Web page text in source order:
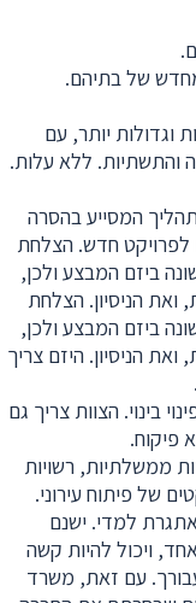
מחדש של בתיהם.
וגדולות יותר, עם
והתשתיות. ללא עלות.
תהליך המסייע בהסרה
לפרויקט חדש. הצלחת
ביזם המבצע ולכן,
ואת הניסיון. הצלחת
ביזם המבצע ולכן,
הניסיון. היזם צריך
בינוי. הצוות צריך גם
פיקוח.
ממשלתיות, רשויות
של פיתוח עירוני.
למדי. ישנם
ויכול להיות קשה
עם זאת, משרד